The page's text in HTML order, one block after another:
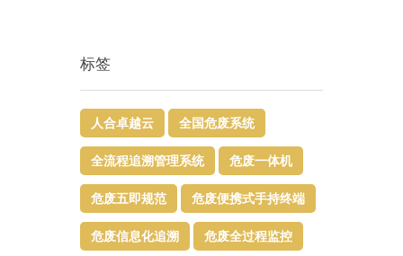
标签
人合卓越云 全国危废系统
全流程追溯管理系统 危废一体机
危废五即规范 危废便携式手持终端
危废信息化追溯 危废全过程监控